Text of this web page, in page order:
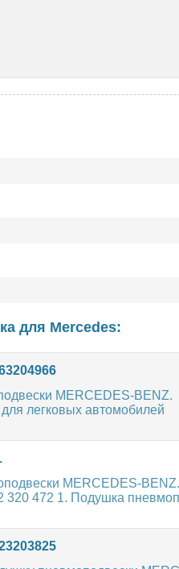
для Mercedes:
MERCEDES-BENZ.
легковых автомобилей
MERCEDES-BENZ.
320 472 1. Подушка